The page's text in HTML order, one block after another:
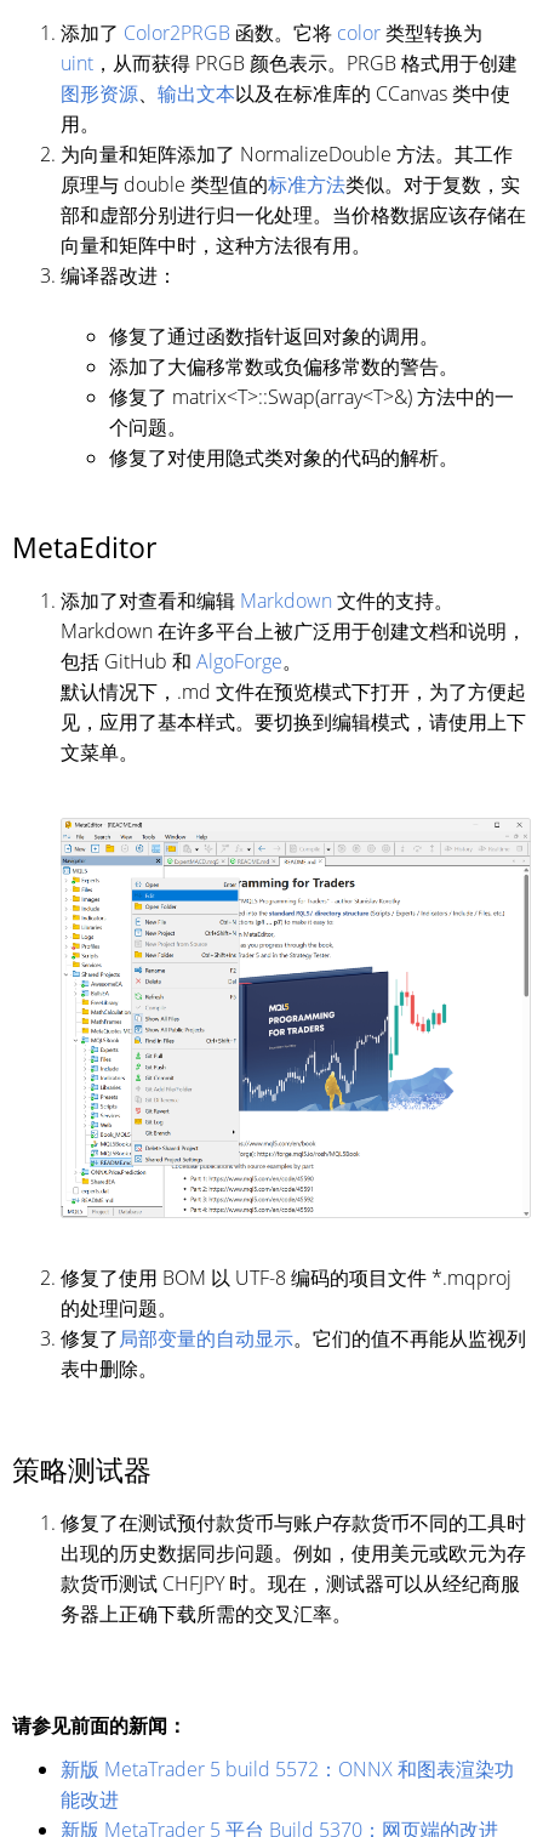
添加了 Color2PRGB 函数。它将 color类型转换为
uint ，从而获得 PRGB 颜色表示。PRGB 格式用于创建
图形资源、 输出文本以及在标准库的 CCanvas 类中使
用。
为向量和矩阵添加了 NormalizeDouble 方法。其工作
原理与 double 类型值的标准方法类似。对于复数，实
部和虚部分别进行归一化处理。当价格数据应该存储在
向量和矩阵中时，这种方法很有用。
编译器改进：
修复了通过函数指针返回对象的调用。
添加了大偏移常数或负偏移常数的警告。
修复了 matrix<T>::Swap(array<T>&) 方法中的一
个问题。
修复了对使用隐式类对象的代码的解析。
MetaEditor
添加了对查看和编辑 Markdown 文件的支持。
Markdown 在许多平台上被广泛用于创建文档和说明，
包括 GitHub 和 AlgoForge。
默认情况下，.md 文件在预览模式下打开，为了方便起
见，应用了基本样式。要切换到编辑模式，请使用上下
文菜单。
修复了使用 BOM 以 UTF-8 编码的项目文件 *.mqproj
的处理问题。
修复了局部变量的自动显示。它们的值不再能从监视列
表中删除。
策略测试器
修复了在测试预付款货币与账户存款货币不同的工具时
出现的历史数据同步问题。例如，使用美元或欧元为存
款货币测试 CHFJPY 时。现在，测试器可以从经纪商服
务器上正确下载所需的交叉汇率。
请参见前面的新闻：
新版 MetaTrader 5 build 5572：ONNX 和图表渲染功
能改进
新版 MetaTrader 5 平台 Build 5370：网页端的改进